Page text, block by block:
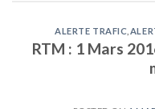
ALERTE TRAFIC
RTM : 1 Mars